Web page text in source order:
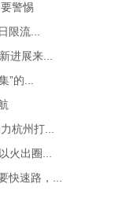
警惕
限流...
进展来...
”的...
杭州打...
火出圈...
快速路，...